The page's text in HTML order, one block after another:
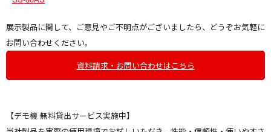
展示製品に関して、ご意見やご不明点がございましたら、どうぞお気軽に
お問い合わせください。
資料請求・お問い合わせはこちら
【デモ機 無料貸出サービス実施中】